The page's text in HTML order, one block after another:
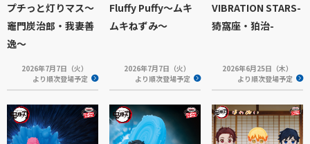
プチっと灯りマス～
竈門炭治郎・我妻善
逸～
2026年7月7日（火）
より順次登場予定
Fluffy Puffy～ムキ
ムキねずみ～
2026年7月7日（火）
より順次登場予定
VIBRATION STARS-
猗窩座・狛治-
2026年6月25日（木）
より順次登場予定